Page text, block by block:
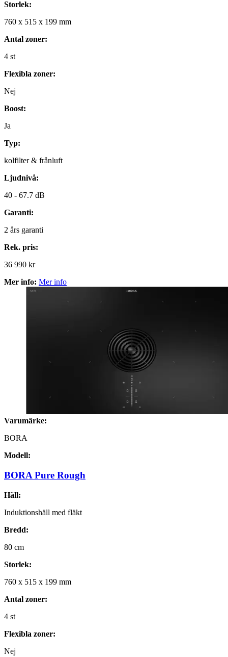
Storlek:
760 x 515 x 199 mm
Antal zoner:
4 st
Flexibla zoner:
Nej
Boost:
Ja
Typ:
kolfilter & frånluft
Ljudnivå:
40 - 67.7 dB
Garanti:
2 års garanti
Rek. pris:
36 990 kr
Mer info: Mer info
Varumärke:
BORA
Modell:
BORA Pure Rough
Häll:
Induktionshäll med fläkt
Bredd:
80 cm
Storlek:
760 x 515 x 199 mm
Antal zoner:
4 st
Flexibla zoner:
Nej